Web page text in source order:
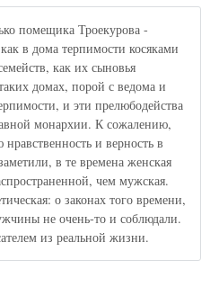
помещика Троекурова -
в дома терпимости косяками
как их сыновья
домах, порой с ведома и
и эти прелюбодейства
монархии. К сожалению,
и верность в
в те времена женская
чем мужская.
о законах того времени,
не очень-то и соблюдали.
из реальной жизни.